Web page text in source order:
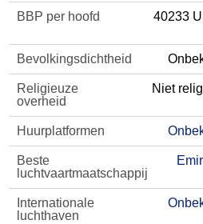
BBP per hoofd
40233
Bevolkingsdichtheid
Religieuze
overheid
Niet
Huurplatformen
Beste
luchtvaartmaatschappij
Internationale
luchthaven